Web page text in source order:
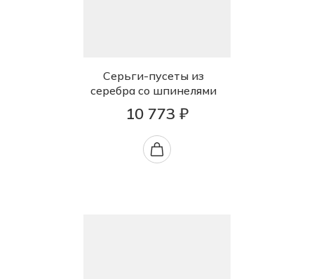
Серьги-пусеты из
серебра со шпинелями
10 773 ₽